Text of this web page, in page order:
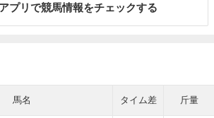
プリで競馬情報をチェックする
馬名 タイム差 斤量